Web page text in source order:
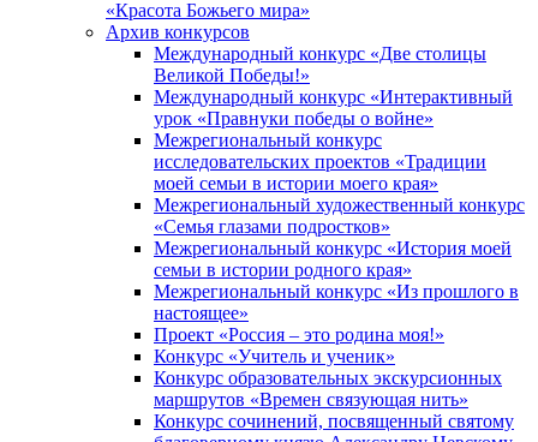
«Красота Божьего мира»
Архив конкурсов
Международный конкурс «Две столицы
Великой Победы!»
Международный конкурс «Интерактивный
урок «Правнуки победы о войне»
Межрегиональный конкурс
исследовательских проектов «Традиции
моей семьи в истории моего края»
Межрегиональный художественный конкурс
«Семья глазами подростков»
Межрегиональный конкурс «История моей
семьи в истории родного края»
Межрегиональный конкурс «Из прошлого в
настоящее»
Проект «Россия – это родина моя!»
Конкурс «Учитель и ученик»
Конкурс образовательных экскурсионных
маршрутов «Времен связующая нить»
Конкурс сочинений, посвященный святому